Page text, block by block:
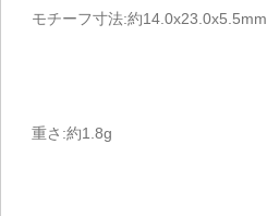
モチーフ寸法:約14.0x23.0x5.5mm
重さ:約1.8g